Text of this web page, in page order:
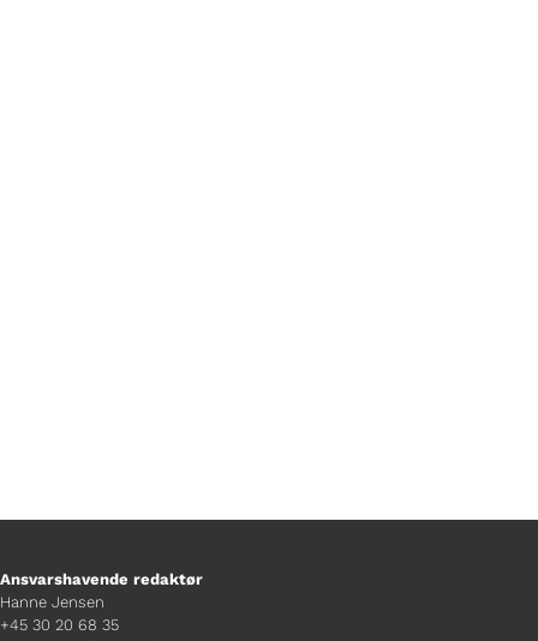
Ansvarshavende redaktør
Hanne Jensen
+45 30 20 68 35